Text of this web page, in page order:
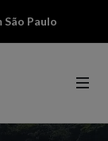
São Paulo